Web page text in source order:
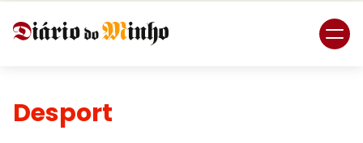
Desporto.